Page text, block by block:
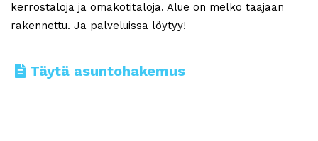
kerrostaloja ja omakotitaloja. Alue on melko taajaan
rakennettu. Ja palveluissa löytyy!
Täytä asuntohakemus